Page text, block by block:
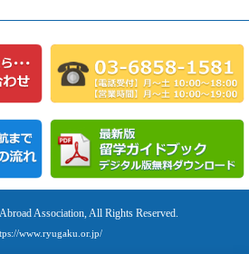
Association, All Rights Reserved.
www.ryugaku.or.jp/